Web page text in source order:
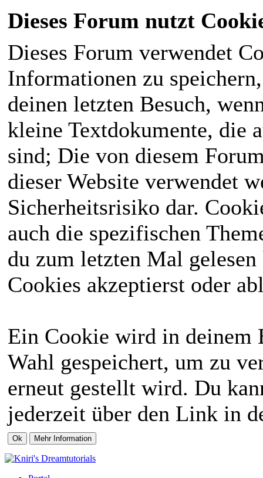
Dieses Forum nutzt
Dieses Forum verwendet
Informationen zu
deinen letzten Besuch,
kleine Textdokumente, die
sind; Die von diesem
dieser Website verwendet
Sicherheitsrisiko dar.
auch die spezifischen
du zum letzten Mal
Cookies akzeptierst oder
Ein Cookie wird in deinem
Wahl gespeichert, um zu
erneut gestellt wird. Du
jederzeit über den Link in